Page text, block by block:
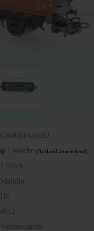
CB4601028182
1 Woche (Ausland abweichend)
1 Stück
Märklin
H0
4612
Wechselstrom